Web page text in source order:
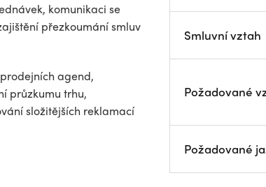
komunikaci se
přezkoumání smluv
agend,
průzkumu trhu,
složitějších reklamací
Smluvní vztah
Požadované
Požadované